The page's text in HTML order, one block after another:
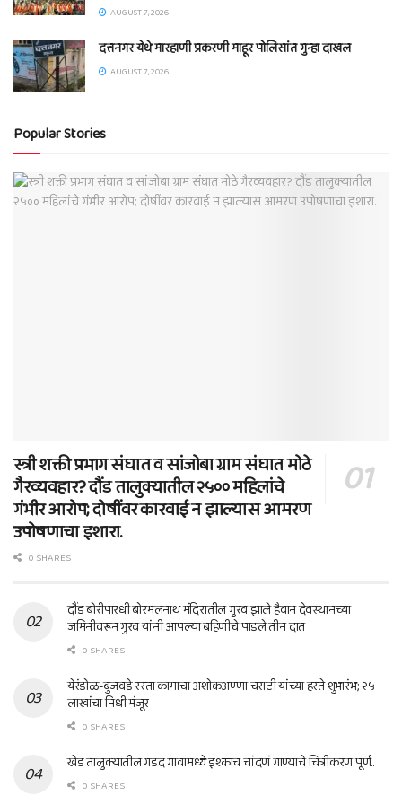
AUGUST 7, 2026
दत्तनगर येथे मारहाणी प्रकरणी माहूर पोलिसांत गुन्हा दाखल
AUGUST 7, 2026
Popular Stories
स्त्री शक्ती प्रभाग संघात व सांजोबा ग्राम संघात मोठे
गैरव्यवहार? दौंड तालुक्यातील २५०० महिलांचे
गंभीर आरोप; दोषींवर कारवाई न झाल्यास आमरण
उपोषणाचा इशारा.
0 SHARES
दौंड बोरीपारधी बोरमलनाथ मंदिरातील गुरव झाले हैवान देवस्थानच्या
जमिनीवरून गुरव यांनी आपल्या बहिणीचे पाडले तीन दात
0 SHARES
येरंडोळ-बुजवडे रस्ता कामाचा अशोकअण्णा चराटी यांच्या हस्ते शुभारंभ; २५
लाखांचा निधी मंजूर
0 SHARES
खेड तालुक्यातील गडद गावामध्ये इश्काच चांदणं गाण्याचे चित्रीकरण पूर्ण..
0 SHARES